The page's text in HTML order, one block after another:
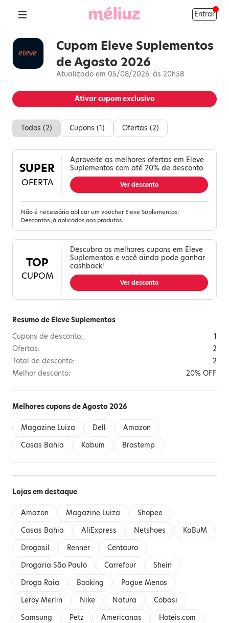
Entrar
Cupom Eleve Suplementos
de Agosto 2026
Atualizado em 05/08/2026, às 20h58
Ativar cupom exclusivo
Todos (2) Cupons (1) Ofertas (2)
SUPER
OFERTA
Aproveite as melhores ofertas em Eleve
Suplementos com até 20% de desconto
Ver desconto
Não é necessário aplicar um voucher Eleve Suplementos;
Descontos já aplicados aos produtos.
TOP
CUPOM
Descubra os melhores cupons em Eleve
Suplementos e você ainda pode ganhar
cashback!
Ver desconto
Resumo de Eleve Suplementos
Cupons de desconto:
1
Ofertas:
2
Total de desconto:
2
Melhor desconto:
20% OFF
Melhores cupons de Agosto 2026
Magazine Luiza Dell
Amazon
Casas Bahia
Kabum Brastemp
Lojas em destaque
Amazon Magazine Luiza
Shopee
Casas Bahia
AliExpress Netshoes
KaBuM
Drogasil
Renner
Centauro
Drogaria São Paulo
Carrefour
Shein
Droga Raia
Booking
Pague Menos
Leroy Merlin
Nike Natura
Cobasi
Samsung
Petz Americanas
Hoteis.com